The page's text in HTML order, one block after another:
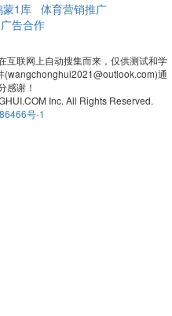
蒙1库
体育营销推广
广告合作
联网上自动搜集而来，仅供测试和学
(wangchonghui2021@outlook.com)通
感谢！
Inc. All Rights Reserved.
号-1